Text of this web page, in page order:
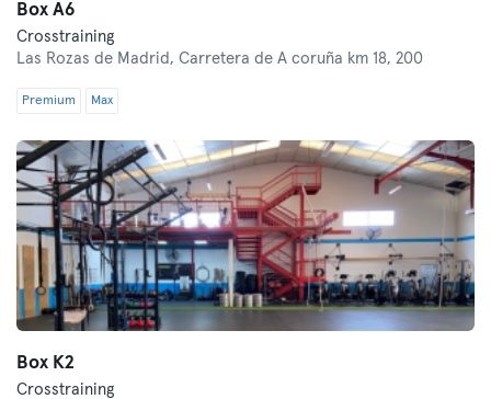
Box A6
Crosstraining
Las Rozas de Madrid, Carretera de A coruña km 18, 200
Premium Max
Box K2
Crosstraining